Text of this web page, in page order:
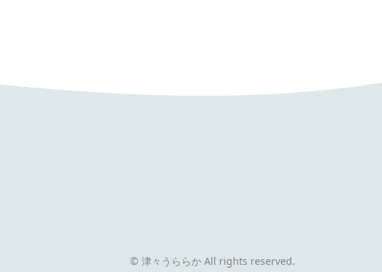
© 津々うららか All rights reserved.